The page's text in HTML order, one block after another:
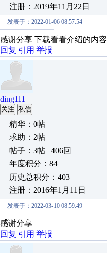
注册：2019年11月22日
发表于：2022-01-06 08:57:54
感谢分享 下载看看介绍的内容
回复 引用 举报
ding111
关注 私信
精华：0帖
求助：2帖
帖子：3帖 | 406回
年度积分：84
历史总积分：403
注册：2016年1月11日
发表于：2022-03-10 08:59:49
感谢分享
回复 引用 举报